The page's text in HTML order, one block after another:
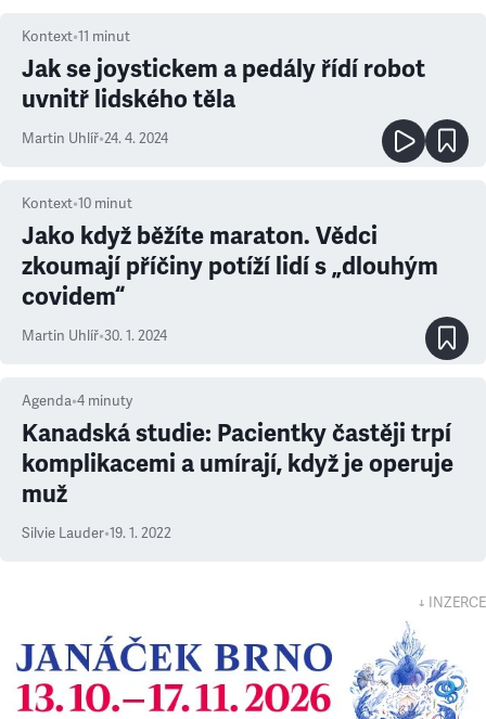
Kontext•11 minut
Jak se joystickem a pedály řídí robot
uvnitř lidského těla
Martin Uhlíř•24. 4. 2024
Kontext•10 minut
Jako když běžíte maraton. Vědci
zkoumají příčiny potíží lidí s „dlouhým
covidem“
Martin Uhlíř•30. 1. 2024
Agenda•4 minuty
Kanadská studie: Pacientky častěji trpí
komplikacemi a umírají, když je operuje
muž
Silvie Lauder•19. 1. 2022
↓ INZERCE